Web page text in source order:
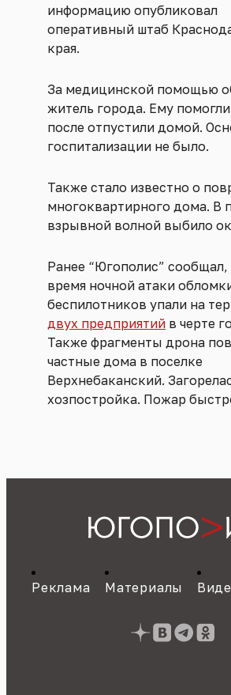
информацию опубликовал
оперативный штаб
края.
За медицинской помощью
житель города. Ему
после отпустили домой.
госпитализации не было.
Также стало известно о
многоквартирного дома. В
взрывной волной выбило
Ранее “Югополис” сообщал,
время ночной атаки
беспилотников упали на
двух предприятий в черте
Также фрагменты дрона
частные дома в поселке
Верхнебаканский.
хозпостройка. Пожар
Реклама Материалы